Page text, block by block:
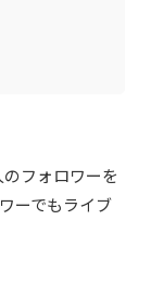
フォロワーを
ーでもライブ